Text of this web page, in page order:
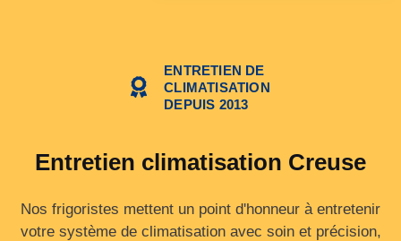
ENTRETIEN DE
CLIMATISATION
DEPUIS 2013
Entretien climatisation Creuse
Nos frigoristes mettent un point d'honneur à entretenir
votre système de climatisation avec soin et précision,